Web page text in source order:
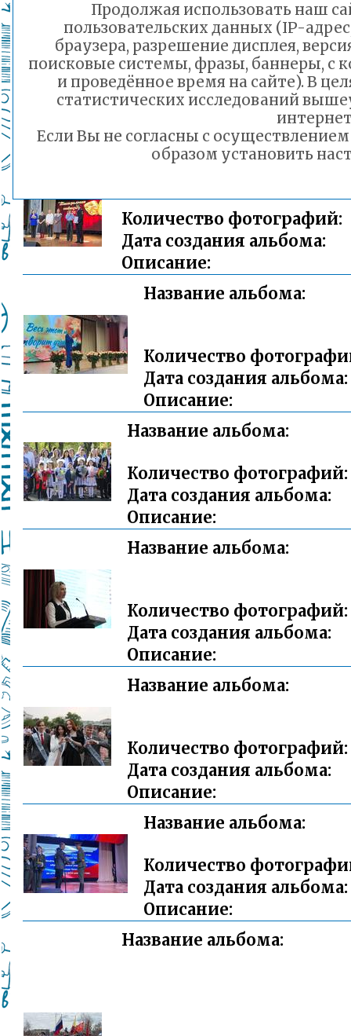
Название альбома:
Количество фотографий:
Дата создания альбома:
Описание:
Количество фотографий:
Дата создания альбома:
Описание:
Название альбома:
Количество
Дата создания альбома:
Описание:
Название альбома:
Количество фотографий:
Дата создания альбома:
Описание:
Название альбома:
Количество фотографий:
Дата создания альбома:
Описание:
Название альбома:
Количество фотографий:
Дата создания альбома:
Описание:
Название альбома:
Количество
Дата создания альбома:
Описание:
Название альбома:
Продолжая использовать наш
пользовательских данных (IP-
браузера, разрешение дисплея,
поисковые системы, фразы, баннеры, с
и проведённое время на сайте). В
статистических исследований
Если Вы не согласны с
образом установить